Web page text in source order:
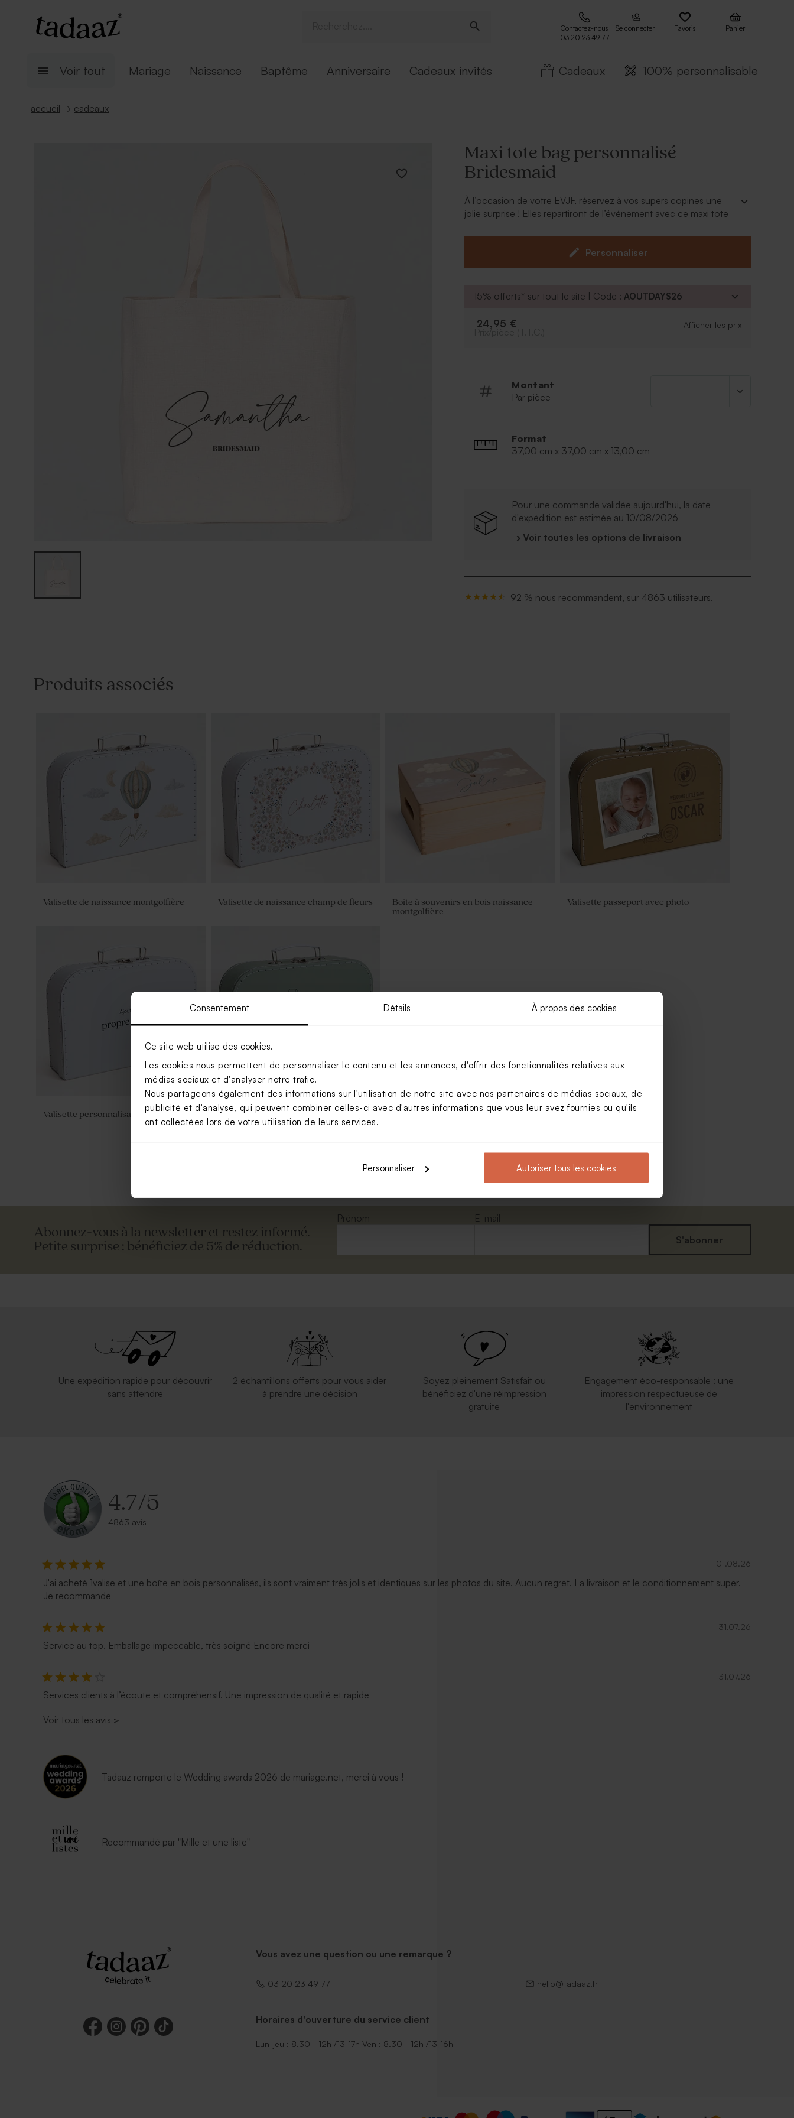
Consentement Détails À propos des cookies
Ce site web utilise des cookies.
Les cookies nous permettent de personnaliser le contenu et les annonces, d'offrir des fonctionnalités relatives aux
médias sociaux et d'analyser notre trafic.
Nous partageons également des informations sur l'utilisation de notre site avec nos partenaires de médias sociaux, de
publicité et d'analyse, qui peuvent combiner celles-ci avec d'autres informations que vous leur avez fournies ou qu'ils
ont collectées lors de votre utilisation de leurs services.
Personnaliser Autoriser tous les cookies
Contactez-nous
03 20 23 49 77
Se connecter Favoris Panier
Voir tout Mariage Naissance Baptême Anniversaire Cadeaux invités Cadeaux 100% personnalisable
accueil → cadeaux
Maxi tote bag personnalisé
Bridesmaid
À l’occasion de votre EVJF, réservez à vos supers copines une
jolie surprise ! Elles repartiront de l’événement avec ce maxi tote
petits cadeaux. Vous pourrez personnaliser chaque sac avec leur
surnom pour une attention encore plus touchante ! Rendez-vous
dans notre outil de personnalisation pour réaliser votre création
* Dimensions : 37 x 37 x 13 cm
* Couleur blanc cassé
* Ultra pratique grâce à son fond doublé
Personnaliser
15% offerts* sur tout le site | Code :AOUTDAYS26
24,95 € Afficher les prix
Montant
Par pièce
Format
37,00 cm x 37,00 cm x 13,00 cm
Pour une commande validée aujourd'hui, la date
d'expédition est estimée au 10/08/2026
› Voir toutes les options de livraison
92 % nous recommandent, sur 4863 utilisateurs.
Produits associés
Valisette de naissance montgolfière Valisette de naissance champ de fleurs
Boîte à souvenirs en bois naissance
montgolfière
Valisette passeport avec photo
Valisette personnalisable Valisette dinosaure géométrique
Valisette carte du monde Valisette verte joli caneton
Abonnez-vous à la newsletter et restez informé.
Petite surprise : bénéficiez de 5% de réduction.
Prénom
E-mail
S'abonner
Une expédition rapide pour découvrir
sans attendre
2 échantillons offerts pour vous aider
à prendre une décision
Soyez pleinement Satisfait ou
bénéficiez d'une réimpression
gratuite
Engagement éco-responsable : une
impression respectueuse de
l'environnement
4.7/5
4863 avis
01.08.26
J'ai acheté 1valise et une boîte en bois personnalisés, ils sont vraiment très jolis et identiques sur les photos du site. Aucun regret. La livraison et le conditionnement super.
Je recommande
31.07.26
Service au top. Emballage impeccable, très soigné Encore merci
31.07.26
Services clients à l’écoute et compréhensif. Une impression de qualité et rapide
Voir tous les avis >
Tadaaz remporte le Wedding awards 2026 de mariage.net, merci à vous !
Recommandé par "Mille et une liste"
Vous avez une question ou une remarque ?
03 20 23 49 77 hello@tadaaz.fr
Horaires d'ouverture du service client
Lun-jeu : 8.30 - 12h /13-17h Ven : 8.30 - 12h /13-16h